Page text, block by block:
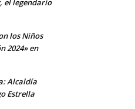
el legendario
los Niños
2024» en
Alcaldía
Estrella